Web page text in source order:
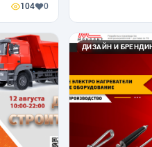
104 0
ДИЗАЙН И